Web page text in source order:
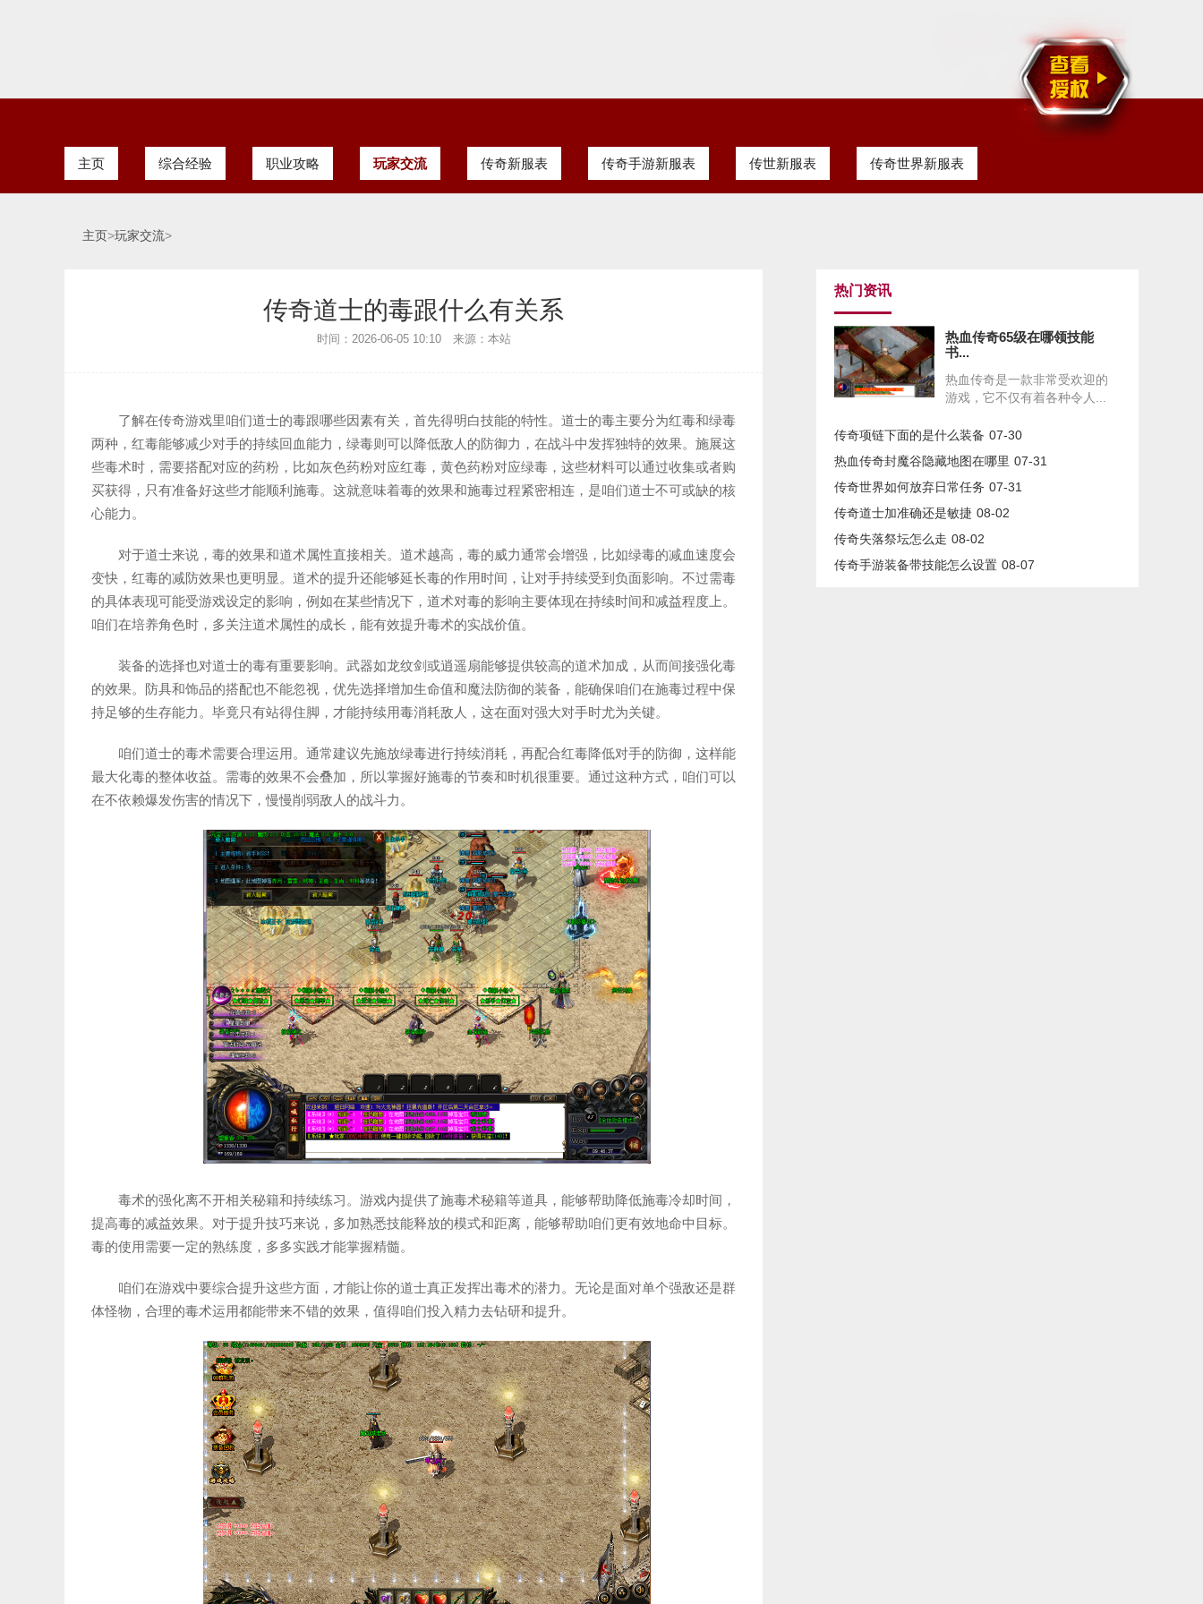
主页 综合经验 职业攻略 玩家交流 传奇新服表 传奇手游新服表 传世新服表 传奇世界新服表
主页>玩家交流>
传奇道士的毒跟什么有关系
时间：2026-06-05 10:10 来源：本站
了解在传奇游戏里咱们道士的毒跟哪些因素有关，首先得明白技能的特性。道士的毒主要分为红毒和绿毒
两种，红毒能够减少对手的持续回血能力，绿毒则可以降低敌人的防御力，在战斗中发挥独特的效果。施展这
些毒术时，需要搭配对应的药粉，比如灰色药粉对应红毒，黄色药粉对应绿毒，这些材料可以通过收集或者购
买获得，只有准备好这些才能顺利施毒。这就意味着毒的效果和施毒过程紧密相连，是咱们道士不可或缺的核
心能力。
对于道士来说，毒的效果和道术属性直接相关。道术越高，毒的威力通常会增强，比如绿毒的减血速度会
变快，红毒的减防效果也更明显。道术的提升还能够延长毒的作用时间，让对手持续受到负面影响。不过需毒
的具体表现可能受游戏设定的影响，例如在某些情况下，道术对毒的影响主要体现在持续时间和减益程度上。
咱们在培养角色时，多关注道术属性的成长，能有效提升毒术的实战价值。
装备的选择也对道士的毒有重要影响。武器如龙纹剑或逍遥扇能够提供较高的道术加成，从而间接强化毒
的效果。防具和饰品的搭配也不能忽视，优先选择增加生命值和魔法防御的装备，能确保咱们在施毒过程中保
持足够的生存能力。毕竟只有站得住脚，才能持续用毒消耗敌人，这在面对强大对手时尤为关键。
咱们道士的毒术需要合理运用。通常建议先施放绿毒进行持续消耗，再配合红毒降低对手的防御，这样能
最大化毒的整体收益。需毒的效果不会叠加，所以掌握好施毒的节奏和时机很重要。通过这种方式，咱们可以
在不依赖爆发伤害的情况下，慢慢削弱敌人的战斗力。
毒术的强化离不开相关秘籍和持续练习。游戏内提供了施毒术秘籍等道具，能够帮助降低施毒冷却时间，
提高毒的减益效果。对于提升技巧来说，多加熟悉技能释放的模式和距离，能够帮助咱们更有效地命中目标。
毒的使用需要一定的熟练度，多多实践才能掌握精髓。
咱们在游戏中要综合提升这些方面，才能让你的道士真正发挥出毒术的潜力。无论是面对单个强敌还是群
体怪物，合理的毒术运用都能带来不错的效果，值得咱们投入精力去钻研和提升。
热门资讯
热血传奇65级在哪领技能
书...
热血传奇是一款非常受欢迎的
游戏，它不仅有着各种令人...
传奇项链下面的是什么装备 07-30
热血传奇封魔谷隐藏地图在哪里 07-31
传奇世界如何放弃日常任务 07-31
传奇道士加准确还是敏捷 08-02
传奇失落祭坛怎么走 08-02
传奇手游装备带技能怎么设置 08-07